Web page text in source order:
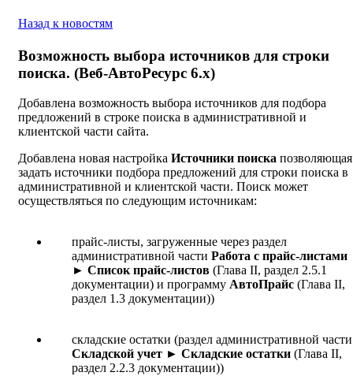
Назад к новостям
Возможность выбора источников для строки
поиска. (Веб-АвтоРесурс 6.х)
Добавлена возможность выбора источников для подбора
предложений в строке поиска в административной и
клиентской части сайта.
Добавлена новая настройка Источники поиска позволяющая
задать источники подбора предложений для строки поиска в
административной и клиентской части. Поиск может
осуществляться по следующим источникам:
прайс-листы, загруженные через раздел
административной части Работа с прайс-листами
► Список прайс-листов (Глава II, раздел 2.5.1
документации) и программу АвтоПрайс (Глава II,
раздел 1.3 документации))
складские остатки (раздел административной части
Складской учет ► Складские остатки (Глава II,
раздел 2.2.3 документации))